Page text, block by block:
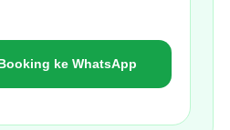
ke WhatsApp